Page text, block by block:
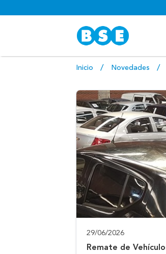
Inicio Novedades
29/06/2026
Remate de